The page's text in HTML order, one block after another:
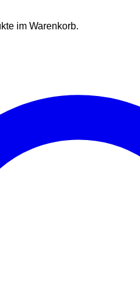
im Warenkorb.